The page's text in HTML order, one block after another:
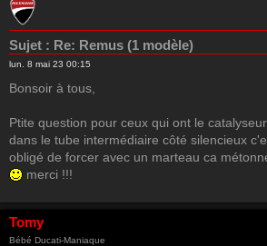
Sujet : Re: Remus (1 modèle)
lun. 8 mai 23 00:15
Bonsoir à tous,
Ptite question pour ceux qui ont le
dans le tube intermédiaire côté silencieux
obligé de forcer avec un marteau ca
merci !!!
Tomy
Bébé Ducati-Maniaque